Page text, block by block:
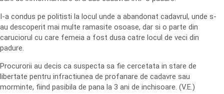
I-a condus pe politisti la locul unde a abandonat cadavrul, unde s-
au descoperit mai multe ramasite osoase, dar si o parte din
caruciorul cu care femeia a fost dusa catre locul de veci din
padure.
Procurorii au decis ca suspecta sa fie cercetata in stare de
libertate pentru infractiunea de profanare de cadavre sau
morminte, fiind pasibila de pana la 3 ani de inchisoare. (V.E.)